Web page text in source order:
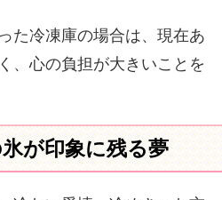
た冷凍庫の場合は、現在あ
、心の負担が大きいことを
が印象に残る夢